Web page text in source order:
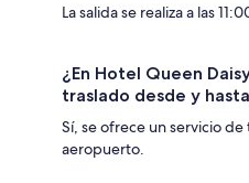
La salida se realiza a las
¿En Hotel Queen
traslado desde y
Sí, se ofrece un servicio
aeropuerto.